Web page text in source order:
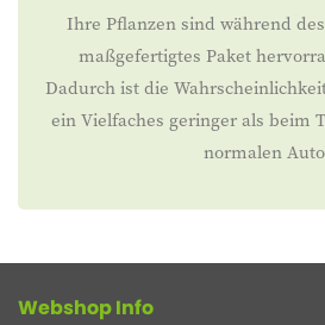
Ihre Pflanzen sind während
maßgefertigtes Paket
Dadurch ist die
ein Vielfaches geringer als beim
normalen
Webshop Info